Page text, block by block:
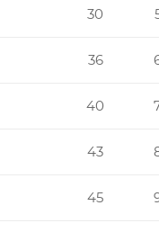
30
36
40
43
45